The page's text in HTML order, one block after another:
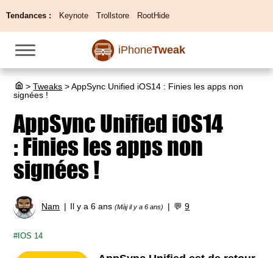
Tendances : Keynote Trollstore RootHide
iPhoneTweak
> Tweaks >AppSync Unified iOS14 : Finies les apps non
signées !
AppSync Unified iOS14
: Finies les apps non
signées !
Nam Il y a 6 ans(Màj il y a 6 ans) 💬9
IOS 14